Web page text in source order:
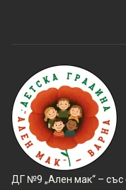
ДГ №9 „Ален мак“ – със